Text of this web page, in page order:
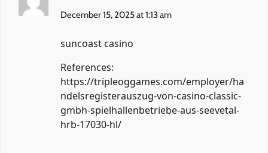
December 15, 2025 at 1:13 am
suncoast casino
References:
https://tripleoggames.com/employer/ha
ndelsregisterauszug-von-casino-classic-
gmbh-spielhallenbetriebe-aus-seevetal-
hrb-17030-hl/